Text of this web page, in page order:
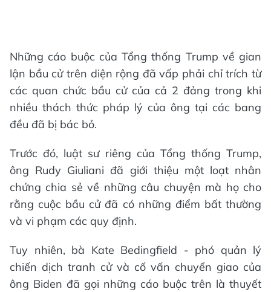
Những cáo buộc của Tổng thống Trump về gian
lận bầu cử trên diện rộng đã vấp phải chỉ trích từ
các quan chức bầu cử của cả 2 đảng trong khi
nhiều thách thức pháp lý của ông tại các bang
đều đã bị bác bỏ.
Trước đó, luật sư riêng của Tổng thống Trump,
ông Rudy Giuliani đã giới thiệu một loạt nhân
chứng chia sẻ về những câu chuyện mà họ cho
rằng cuộc bầu cử đã có những điểm bất thường
và vi phạm các quy định.
Tuy nhiên, bà Kate Bedingfield - phó quản lý
chiến dịch tranh cử và cố vấn chuyển giao của
ông Biden đã gọi những cáo buộc trên là thuyết